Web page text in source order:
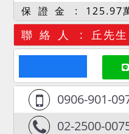
保 證 金
125.97
聯 絡 人 丘先生
0906-901-
02-2500-